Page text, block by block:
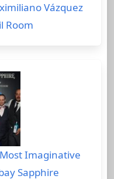
Vázquez
Room
Imaginative
Sapphire